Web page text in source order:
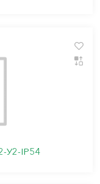
У2-IP54